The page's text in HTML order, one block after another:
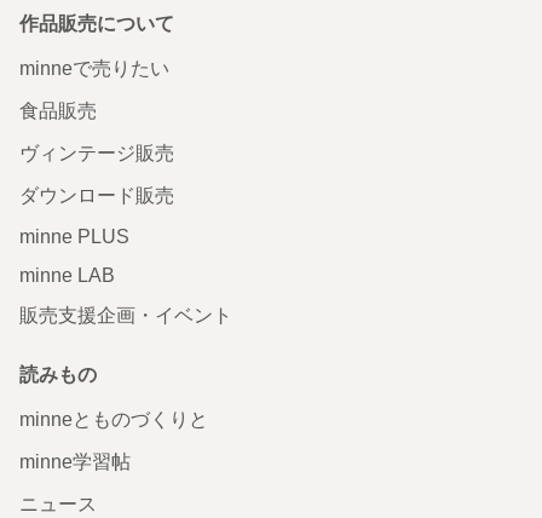
作品販売について
minneで売りたい
食品販売
ヴィンテージ販売
ダウンロード販売
minne PLUS
minne LAB
販売支援企画・イベント
読みもの
minneとものづくりと
minne学習帖
ニュース